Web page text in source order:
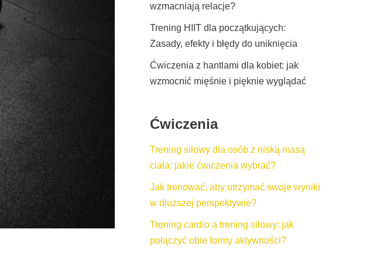
wzmacniają relacje?
Trening HIIT dla początkujących:
Zasady, efekty i błędy do uniknięcia
Ćwiczenia z hantlami dla kobiet: jak
wzmocnić mięśnie i pięknie wyglądać
Ćwiczenia
Trening siłowy dla osób z niską masą
ciała: jakie ćwiczenia wybrać?
Jak trenować, aby utrzymać swoje wyniki
w dłuższej perspektywie?
Trening cardio a trening siłowy: jak
połączyć obie formy aktywności?